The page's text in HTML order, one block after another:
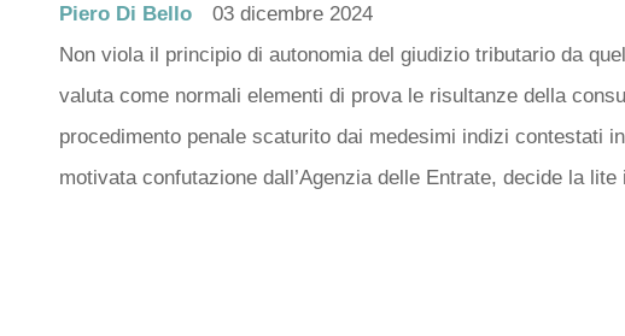
Piero Di Bello
03 dicembre 2024
Non viola il principio di autonomia del giudizio tributario da
valuta come normali elementi di prova le risultanze della
procedimento penale scaturito dai medesimi indizi contestati
motivata confutazione dall’Agenzia delle Entrate, decide la